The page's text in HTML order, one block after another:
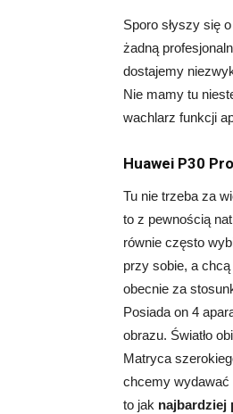
Sporo słyszy się
żadną
dostajemy
Nie mamy tu
wachlarz funkcji
Huawei P30 Pro
Tu nie trzeba za
to z pewnością
równie często
przy sobie, a
obecnie za
Posiada on 4
obrazu. Światło
Matryca
chcemy wydawać
to jak najbardziej